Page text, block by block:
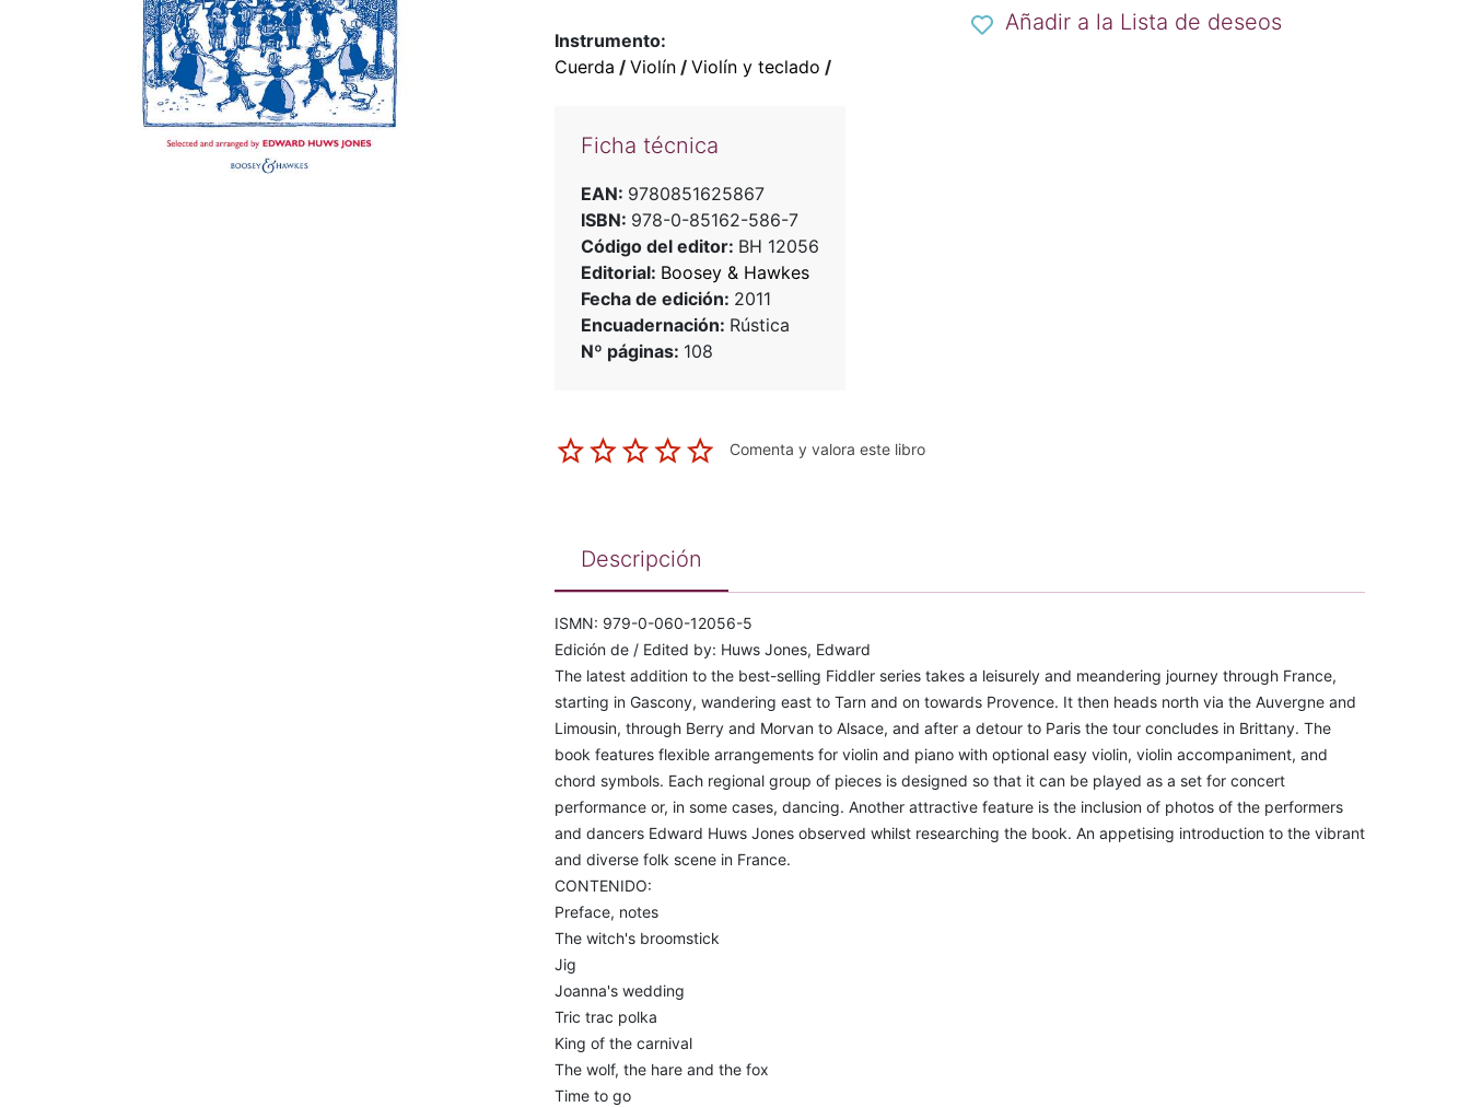
Instrumento:
Cuerda / Violín/ Violín y teclado /
Ficha técnica
EAN: 9780851625867
ISBN: 978-0-85162-586-7
Código del editor: BH 12056
Editorial: Boosey & Hawkes
Fecha de edición: 2011
Encuadernación: Rústica
Nº páginas: 108
Comenta y valora este libro
Añadir a la Lista de deseos
Descripción
ISMN: 979-0-060-12056-5
Edición de / Edited by: Huws Jones, Edward
The latest addition to the best-selling Fiddler series takes a leisurely and meandering journey through France,
starting in Gascony, wandering east to Tarn and on towards Provence. It then heads north via the Auvergne and
Limousin, through Berry and Morvan to Alsace, and after a detour to Paris the tour concludes in Brittany. The
book features flexible arrangements for violin and piano with optional easy violin, violin accompaniment, and
chord symbols. Each regional group of pieces is designed so that it can be played as a set for concert
performance or, in some cases, dancing. Another attractive feature is the inclusion of photos of the performers
and dancers Edward Huws Jones observed whilst researching the book. An appetising introduction to the vibrant
and diverse folk scene in France.
CONTENIDO:
Preface, notes
The witch's broomstick
Jig
Joanna's wedding
Tric trac polka
King of the carnival
The wolf, the hare and the fox
Time to go